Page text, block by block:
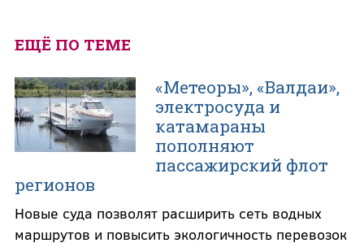
ЕЩЁ ПО ТЕМЕ
«Метеоры», «Валдаи»,
электросуда и
катамараны
пополняют
пассажирский флот
регионов
Новые суда позволят расширить сеть водных
маршрутов и повысить экологичность перевозок